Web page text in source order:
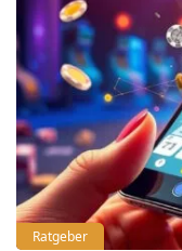
Ratgeber